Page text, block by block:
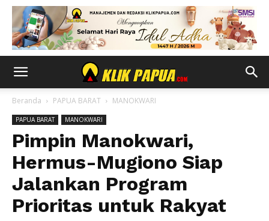
Beranda PAPUA BARAT MANOKWARI
PAPUA BARAT MANOKWARI
Pimpin Manokwari,
Hermus-Mugiono Siap
Jalankan Program
Prioritas untuk Rakyat